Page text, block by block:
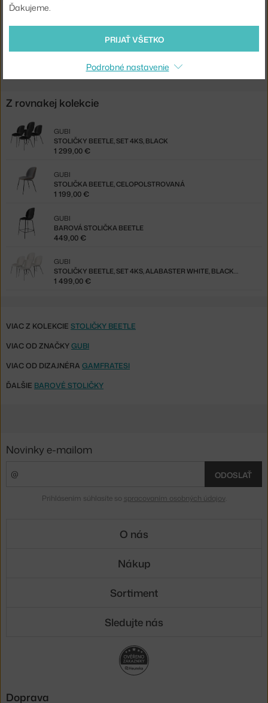
Shopping from the EU? Switch toBeetle Counter Chair Fully
Z rovnakej kolekcie
STOLIČKY BEETLE, SET 4KS, BLACK
GUBI
1 299,00 €
STOLIČKA BEETLE, CELOPOLSTROVANÁ
GUBI
1 199,00 €
BAROVÁ STOLIČKA BEETLE
GUBI
449,00 €
STOLIČKY BEETLE, SET 4KS, ALABASTER WHITE, BLACK CHROME
GUBI
1 499,00 €
VIAC Z KOLEKCIE STOLIČKY BEETLE
VIAC OD ZNAČKYGUBI
VIAC OD DIZAJNÉRA GAMFRATESI
ĎALŠIE BAROVÉ STOLIČKY
Ďakujeme.
PRIJAŤ VŠETKO
Podrobné nastavenie
Novinky e-mailom
ODOSLAŤ
Prihlásením súhlasíte so spracovaním osobných údajov.
O nás
Nákup
Sortiment
Sledujte nás
Doprava